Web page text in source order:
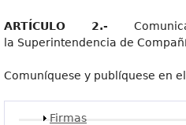
ARTÍCULO 2.-
la Superintendencia de
Comuníquese y publíquese en
Mostrar
Firmas